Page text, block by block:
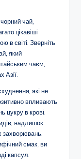
чай,
цікавіші
в світі. Зверніть
який
чаєм,
Азії.
які не
впливають
цукру в крові.
надлишок
смак, ви
капсул.